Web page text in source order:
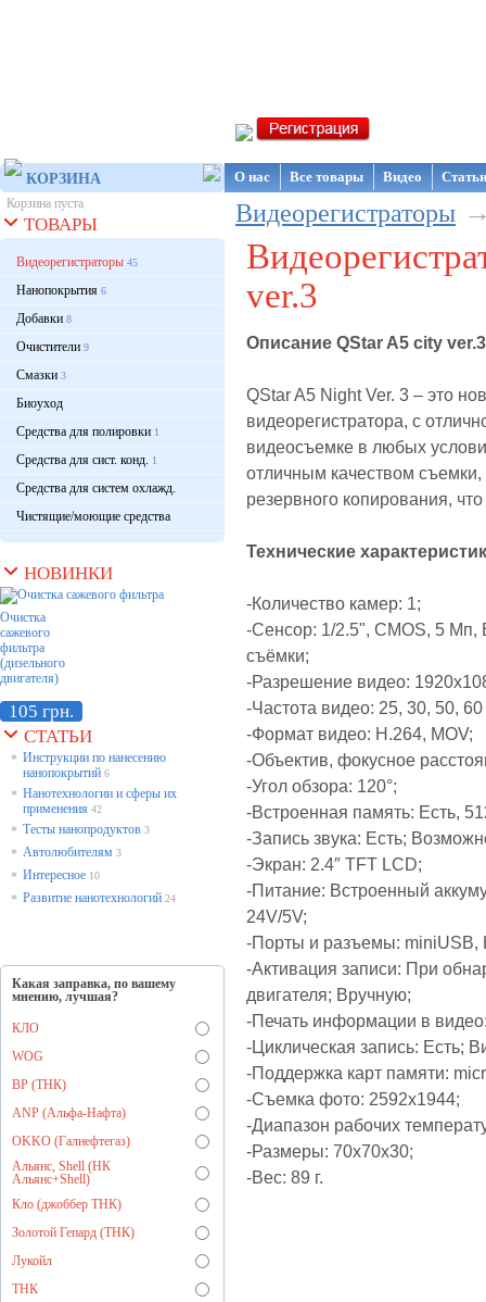
КОРЗИНА
Корзина пуста
ТОВАРЫ
Видеорегистраторы 45
Нанопокрытия 6
Добавки 8
Очистители 9
Смазки 3
Биоуход
Средства для полировки 1
Средства для сист. конд. 1
Средства для систем охлажд.
Чистящие/моющие средства
НОВИНКИ
Очистка
сажевого
фильтра
(дизельного
двигателя)
105 грн.
СТАТЬИ
* Инструкции по нанесению
нанопокрытий 6
* Нанотехнологии и сферы их
применения 42
* Тесты нанопродуктов 3
* Автолюбителям 3
* Интересное 10
* Развитие нанотехнологий 24
Какая заправка, по вашему
мнению, лучшая?
КЛО
WOG
BP (ТНК)
ANP (Альфа-Нафта)
OKKO (Галнефтегаз)
Альянс, Shell (НК
Альянс+Shell)
Кло (джоббер ТНК)
Золотой Гепард (ТНК)
Лукойл
ТНК
О нас Все товары Видео
Видеорегистраторы
ver.3
Описание QStar A5 city
QStar A5 Night Ver. 3 – это
видеорегистратора, с
видеосъемке в любых
отличным качеством
резервного копирования,
Технические
-Количество камер: 1;
-Сенсор: 1/2.5", CMOS, 5 Мп,
съёмки;
-Разрешение видео:
-Частота видео: 25, 30, 50, 60
-Формат видео: H.264, MOV;
-Объектив, фокусное
-Угол обзора: 120°;
-Встроенная память: Есть,
-Запись звука: Есть;
-Экран: 2.4″ TFT LCD;
-Питание: Встроенный
24V/5V;
-Порты и разъемы: miniUSB,
-Активация записи: При
двигателя; Вручную;
-Печать информации в
-Циклическая запись: Есть;
-Поддержка карт памяти:
-Съемка фото: 2592х1944;
-Диапазон рабочих
-Размеры: 70x70x30;
-Вес: 89 г.